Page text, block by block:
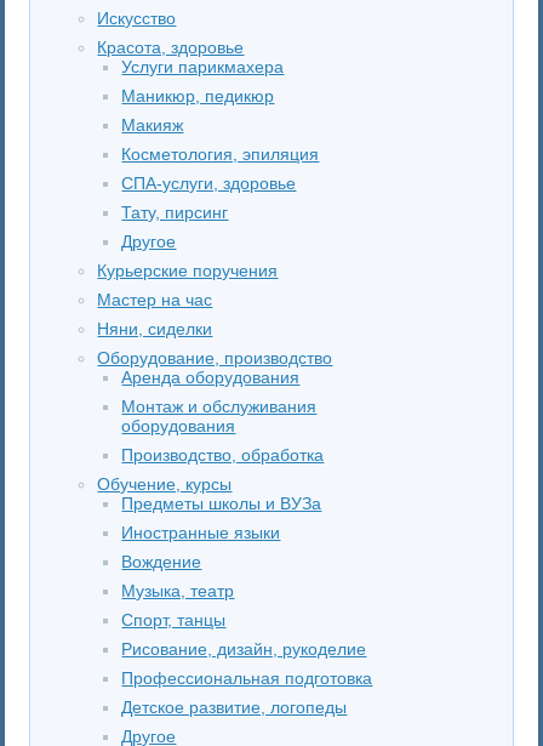
Искусство
Красота, здоровье
Услуги парикмахера
Маникюр, педикюр
Макияж
Косметология, эпиляция
СПА-услуги, здоровье
Тату, пирсинг
Другое
Курьерские поручения
Мастер на час
Няни, сиделки
Оборудование, производство
Аренда оборудования
Монтаж и обслуживания
оборудования
Производство, обработка
Обучение, курсы
Предметы школы и ВУЗа
Иностранные языки
Вождение
Музыка, театр
Спорт, танцы
Рисование, дизайн, рукоделие
Профессиональная подготовка
Детское развитие, логопеды
Другое